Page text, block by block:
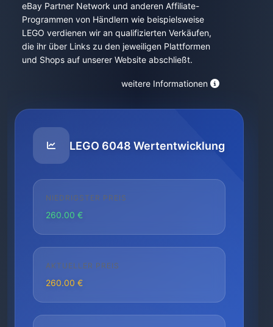
eBay Partner Network und anderen Affiliate-
Programmen von Händlern wie beispielsweise
LEGO verdienen wir an qualifizierten Verkäufen,
die ihr über Links zu den jeweiligen Plattformen
und Shops auf unserer Website abschließt.
weitere Informationen
LEGO 6048 Wertentwicklung
NIEDRIGSTER PREIS
260.00 €
AKTUELLER PREIS
260.00 €